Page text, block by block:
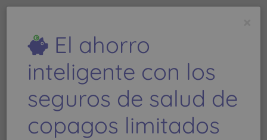
todosegurosmédicos.com
Perez Del Valle,Jose Ramon
- Teléfono: 963 179 946
El ahorro
inteligente con los
seguros de salud de
copagos limitados